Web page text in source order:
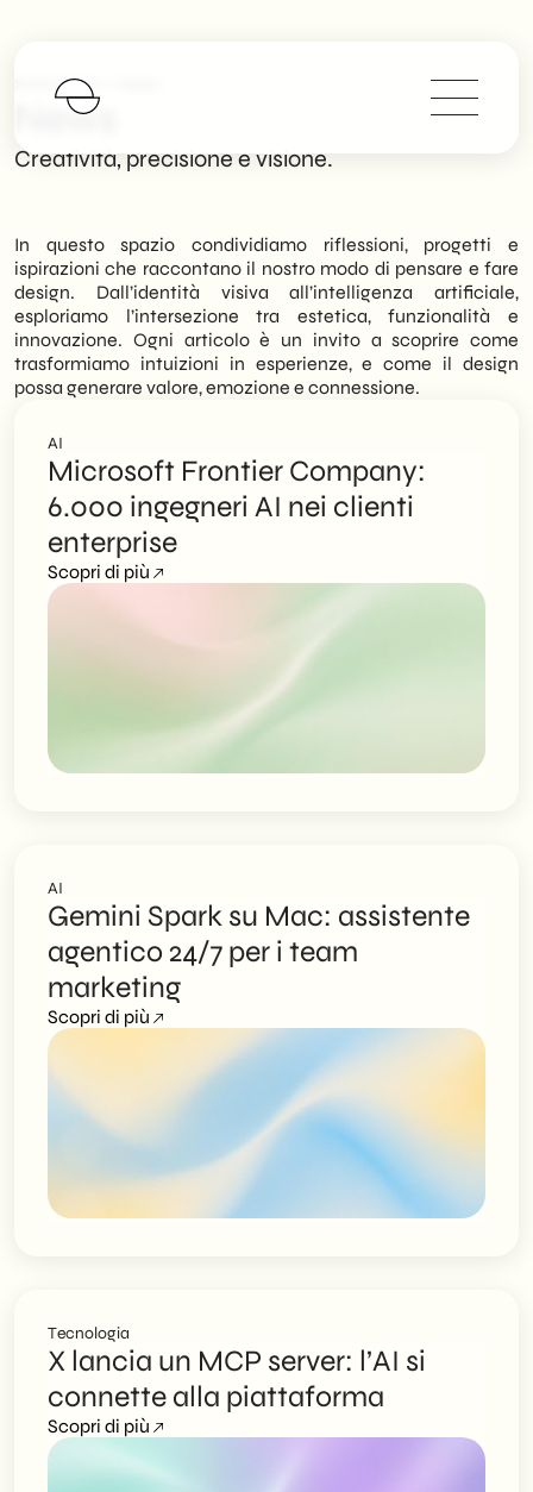
SHM Studio
News
Creatività, precisione e visione.
In questo spazio condividiamo riflessioni, progetti e
ispirazioni che raccontano il nostro modo di pensare e fare
design. Dall’identità visiva all’intelligenza artificiale,
esploriamo l’intersezione tra estetica, funzionalità e
innovazione. Ogni articolo è un invito a scoprire come
trasformiamo intuizioni in esperienze, e come il design
possa generare valore, emozione e connessione.
AI
Microsoft Frontier Company:
6.000 ingegneri AI nei clienti
enterprise
Scopri di più
AI
Gemini Spark su Mac: assistente
agentico 24/7 per i team
marketing
Scopri di più
Tecnologia
X lancia un MCP server: l’AI si
connette alla piattaforma
Scopri di più